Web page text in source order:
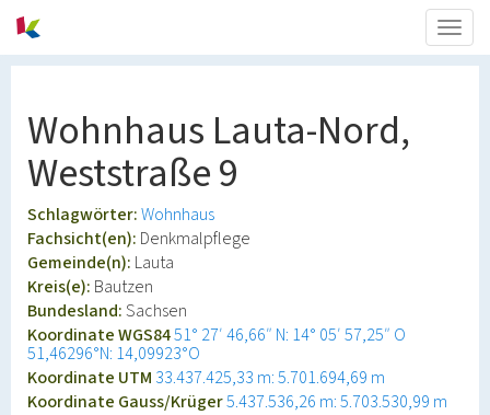
Wohnhaus Lauta-Nord,
Weststraße 9
Schlagwörter:Wohnhaus
Fachsicht(en): Denkmalpflege
Gemeinde(n): Lauta
Kreis(e): Bautzen
Bundesland:Sachsen
Koordinate WGS8451° 27′ 46,66″ N: 14° 05′ 57,25″ O
51,46296°N: 14,09923°O
Koordinate UTM 33.437.425,33 m: 5.701.694,69 m
Koordinate Gauss/Krüger5.437.536,26 m: 5.703.530,99 m